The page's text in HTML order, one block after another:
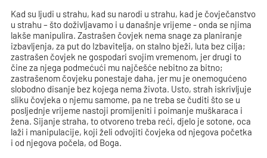
Kad su ljudi u strahu, kad su narodi u strahu, kad je čovječanstvo
u strahu – što doživljavamo i u današnje vrijeme - onda se njima
lakše manipulira. Zastrašen čovjek nema snage za planiranje
izbavljenja, za put do Izbavitelja, on stalno bježi, luta bez cilja;
zastrašen čovjek ne gospodari svojim vremenom, jer drugi to
čine za njega podmećući mu najčešće nebitno za bitno;
zastrašenom čovjeku ponestaje daha, jer mu je onemogućeno
slobodno disanje bez kojega nema života. Usto, strah iskrivljuje
sliku čovjeka o njemu samome, pa ne treba se čuditi što se u
posljednje vrijeme nastoji promijeniti i poimanje muškaraca i
žena. Sijanje straha, to otvoreno treba reći, djelo je sotone, oca
laži i manipulacije, koji želi odvojiti čovjeka od njegova početka
i od njegova počela, od Boga.